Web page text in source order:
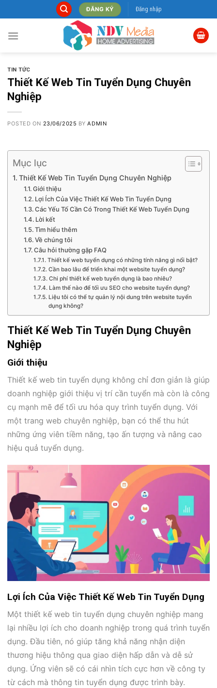
to
content
ĐĂNG KÝ Đăng nhập
TIN TỨC
Thiết Kế Web Tin Tuyển Dụng Chuyên
Nghiệp
POSTED ON 23/06/2025 BYADMIN
Mục lục
Thiết Kế Web Tin Tuyển Dụng Chuyên Nghiệp
Giới thiệu
Lợi Ích Của Việc Thiết Kế Web Tin Tuyển Dụng
Các Yếu Tố Cần Có Trong Thiết Kế Web Tuyển Dụng
Lời kết
Tìm hiểu thêm
Về chúng tôi
Câu hỏi thường gặp FAQ
Thiết kế web tuyển dụng có những tính năng gì nổi bật?
Cần bao lâu để triển khai một website tuyển dụng?
Chi phí thiết kế web tuyển dụng là bao nhiêu?
Làm thế nào để tối ưu SEO cho website tuyển dụng?
Liệu tôi có thể tự quản lý nội dung trên website tuyển
dụng không?
Thiết Kế Web Tin Tuyển Dụng Chuyên
Nghiệp
Giới thiệu
Thiết kế web tin tuyển dụng không chỉ đơn giản là giúp
doanh nghiệp giới thiệu vị trí cần tuyển mà còn là công
cụ mạnh mẽ để tối ưu hóa quy trình tuyển dụng. Với
một trang web chuyên nghiệp, bạn có thể thu hút
những ứng viên tiềm năng, tạo ấn tượng và nâng cao
hiệu quả tuyển dụng.
Lợi Ích Của Việc Thiết Kế Web Tin Tuyển Dụng
Một thiết kế web tin tuyển dụng chuyên nghiệp mang
lại nhiều lợi ích cho doanh nghiệp trong quá trình tuyển
dụng. Đầu tiên, nó giúp tăng khả năng nhận diện
thương hiệu thông qua giao diện hấp dẫn và dễ sử
dụng. Ứng viên sẽ có cái nhìn tích cực hơn về công ty
từ cách mà thông tin tuyển dụng được trình bày.